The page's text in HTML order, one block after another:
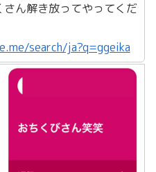
さん解き放ってやってくだ
search/ja?q=ggeika